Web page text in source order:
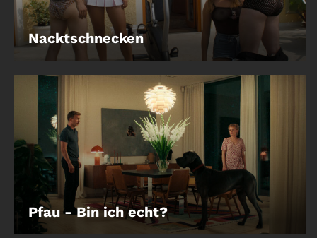
Nacktschnecken
Pfau - Bin ich echt?